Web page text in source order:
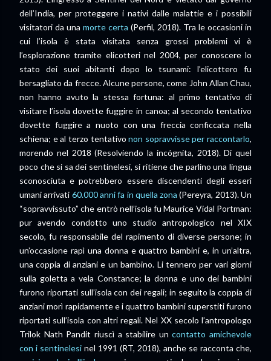
dell’India, per proteggere i nativi dalle malattie e i possibili
visitatori da una morte certa (Perfil, 2018). Tra le occasioni in
cui l’isola è stata visitata senza grossi problemi vi è
l’esplorazione tramite elicotteri nel 2004, per conoscere lo
stato dei suoi abitanti dopo lo tsunami: l’elicottero fu
bersagliato da frecce. Alcune persone, come John Allan Chau,
non hanno avuto la stessa fortuna: al primo tentativo di
visitare l’isola dovette fuggire in canoa; al secondo tentativo
dovette fuggire a nuoto con una freccia conficcata nella
schiena; e al terzo tentativonon sopravvisse per raccontarlo,
morendo nel 2018 (Resolviendo la incógnita, 2018). Di quel
poco che si sa dei sentinelesi, si ritiene che parlino una lingua
sconosciuta e potrebbero essere discendenti degli esseri
umani arrivati 60.000 anni fa in quella zona (Pereyra, 2013). Un
“sopravvissuto” che entrò nell’isola fu Maurice Vidal Portman:
pur avendo condotto uno studio antropologico nel XIX
secolo, fu responsabile del rapimento di diverse persone; in
un’occasione rapì una donna e quattro bambini e, in un’altra,
una coppia di anziani e un bambino. Li tennero per vari giorni
sulla goletta a vela Constance; la donna e uno dei bambini
furono riportati sull’isola con dei regali; in seguito la coppia di
anziani morì rapidamente e i quattro bambini superstiti furono
riportati sull’isola con altri regali. Nel XX secolo l’antropologo
Trilok Nath Pandit riuscì a stabilire uncontatto amichevole
con i sentinelesi nel 1991 (RT, 2018), anche se racconta che,